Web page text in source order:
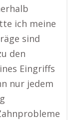
ich meine
sind
den
Eingriffs
nur jedem